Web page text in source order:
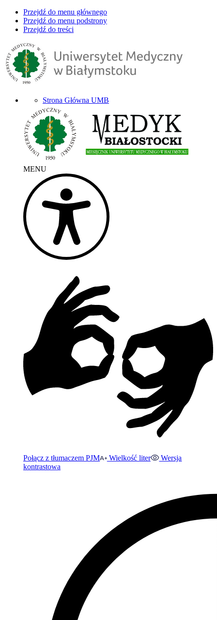
Przejdź do menu głównego
Przejdź do menu podstrony
Przejdź do treści
Strona Główna UMB
MENU
Połącz z tłumaczem PJM Wielkość liter
Wersja
kontrastowa